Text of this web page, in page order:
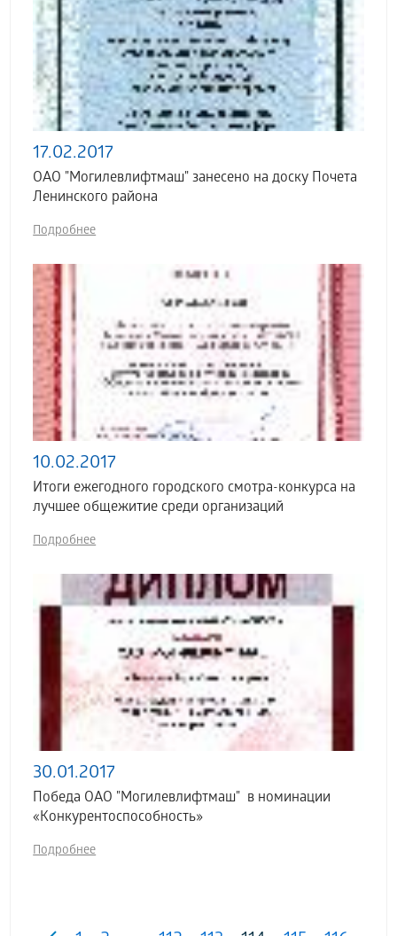
17.02.2017
ОАО "Могилевлифтмаш" занесено на доску Почета
Ленинского района
Подробнее
10.02.2017
Итоги ежегодного городского смотра-конкурса на
лучшее общежитие среди организаций
Подробнее
30.01.2017
Победа ОАО "Могилевлифтмаш" в номинации
«Конкурентоспособность»
Подробнее